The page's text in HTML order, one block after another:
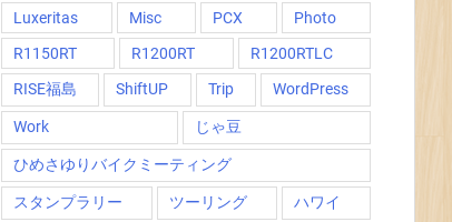
Luxeritas
Misc PCX
Photo
R1150RT
R1200RT
R1200RTLC
RISE福島
ShiftUP Trip WordPress
Work じゃ豆
ひめさゆりバイクミーティング
スタンプラリー ツーリング ハワイ